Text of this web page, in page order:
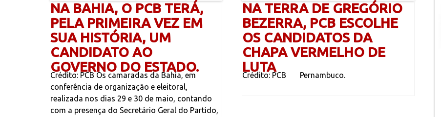
NA BAHIA, O PCB TERÁ,
PELA PRIMEIRA VEZ EM
SUA HISTÓRIA, UM
CANDIDATO AO
GOVERNO DO ESTADO.
Crédito: PCB Os camaradas da Bahia, em
conferência de organização e eleitoral,
realizada nos dias 29 e 30 de maio, contando
com a presença do Secretário Geral do Partido,
NA TERRA DE GREGÓRIO
BEZERRA, PCB ESCOLHE
OS CANDIDATOS DA
CHAPA VERMELHO DE
LUTA
Crédito: PCB Pernambuco.